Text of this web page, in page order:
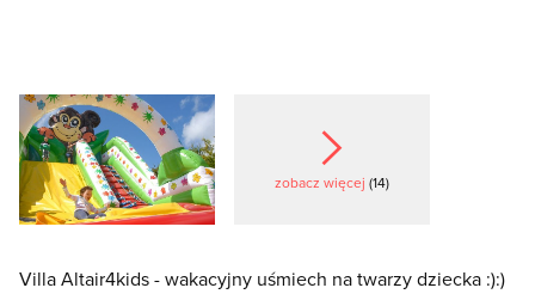
zobacz więcej (14)
Villa Altair4kids - wakacyjny uśmiech na twarzy dziecka :):)